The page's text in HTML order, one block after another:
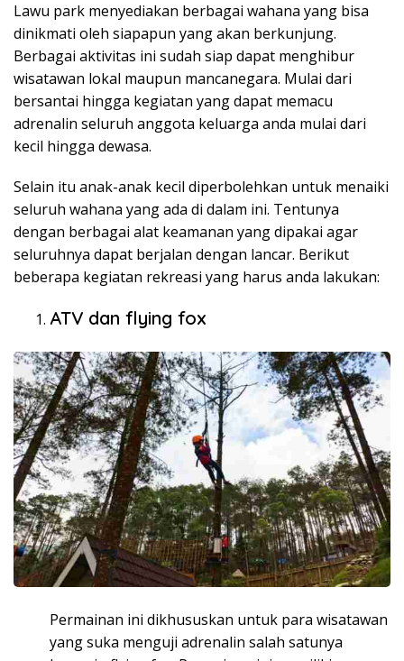
Lawu park menyediakan berbagai wahana yang bisa
dinikmati oleh siapapun yang akan berkunjung.
Berbagai aktivitas ini sudah siap dapat menghibur
wisatawan lokal maupun mancanegara. Mulai dari
bersantai hingga kegiatan yang dapat memacu
adrenalin seluruh anggota keluarga anda mulai dari
kecil hingga dewasa.
Selain itu anak-anak kecil diperbolehkan untuk menaiki
seluruh wahana yang ada di dalam ini. Tentunya
dengan berbagai alat keamanan yang dipakai agar
seluruhnya dapat berjalan dengan lancar. Berikut
beberapa kegiatan rekreasi yang harus anda lakukan:
ATV dan flying fox
Permainan ini dikhususkan untuk para wisatawan
yang suka menguji adrenalin salah satunya